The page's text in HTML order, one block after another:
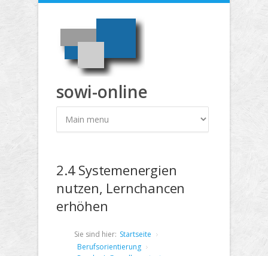
Direkt zum Inhalt
sowi-online
2.4 Systemenergien
nutzen, Lernchancen
erhöhen
Sie sind hier: Startseite
Berufsorientierung